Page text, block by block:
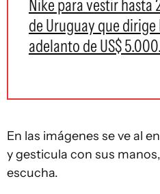
Nike para vestir hasta
de Uruguay que
adelanto de US$
En las imágenes se ve al
y gesticula con sus
escucha.